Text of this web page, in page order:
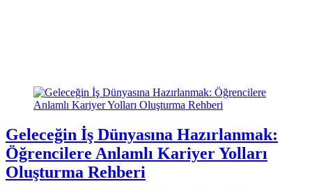
Geleceğin İş Dünyasına Hazırlanmak:
Öğrencilere Anlamlı Kariyer Yolları
Oluşturma Rehberi